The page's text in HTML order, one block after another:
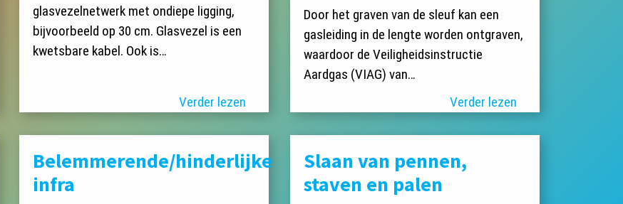
glasvezelnetwerk met ondiepe ligging,
bijvoorbeeld op 30 cm. Glasvezel is een
kwetsbare kabel. Ook is…
Verder lezen
Door het graven van de sleuf kan een
gasleiding in de lengte worden ontgraven,
waardoor de Veiligheidsinstructie
Aardgas (VIAG) van…
Verder lezen
Belemmerende/hinderlijke
infra
Slaan van pennen,
staven en palen